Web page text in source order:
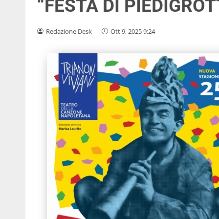
“FESTA DI
Redazione Desk - Ott 9, 2025 9:24